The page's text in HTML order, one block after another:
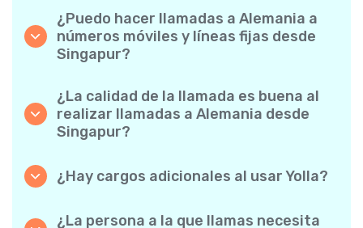
para llamadas a Alemania. Simplemente
consulta las tarifas más recientes en la app:
sin cargos ocultos, sin sorpresas.
¿Puedo hacer llamadas a Alemania a
números móviles y líneas fijas desde
Singapur?
móviles como a líneas fijas a Alemania con
facilidad.
¿La calidad de la llamada es buena al
realizar llamadas a Alemania desde
Singapur?
conversaciones suenan como si fuesen
¿Hay cargos adicionales al usar Yolla?
minuto transparentes y cero cargos ocultos:
¿La persona a la que llamas necesita